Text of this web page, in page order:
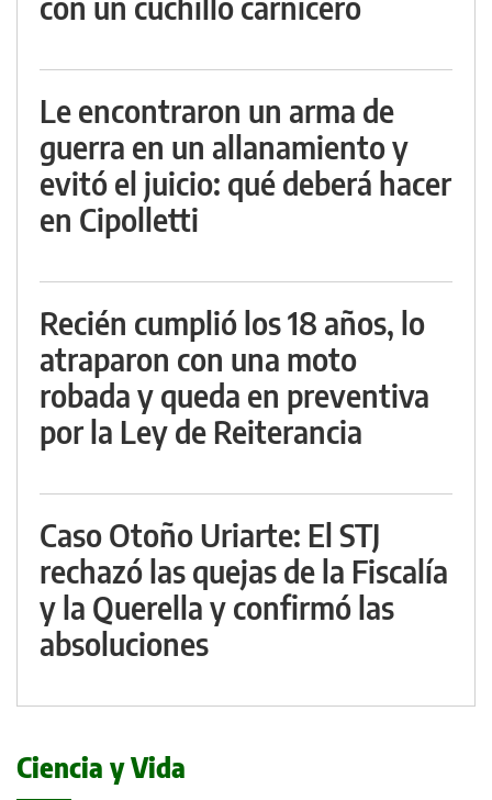
Le encontraron un arma de
guerra en un allanamiento y
evitó el juicio: qué deberá hacer
en Cipolletti
Recién cumplió los 18 años, lo
atraparon con una moto
robada y queda en preventiva
por la Ley de Reiterancia
Caso Otoño Uriarte: El STJ
rechazó las quejas de la Fiscalía
y la Querella y confirmó las
absoluciones
Ciencia y Vida